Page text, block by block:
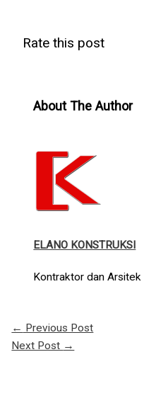
Rate this post
About The Author
ELANO KONSTRUKSI
Kontraktor dan Arsitek
← Previous Post
Next Post →